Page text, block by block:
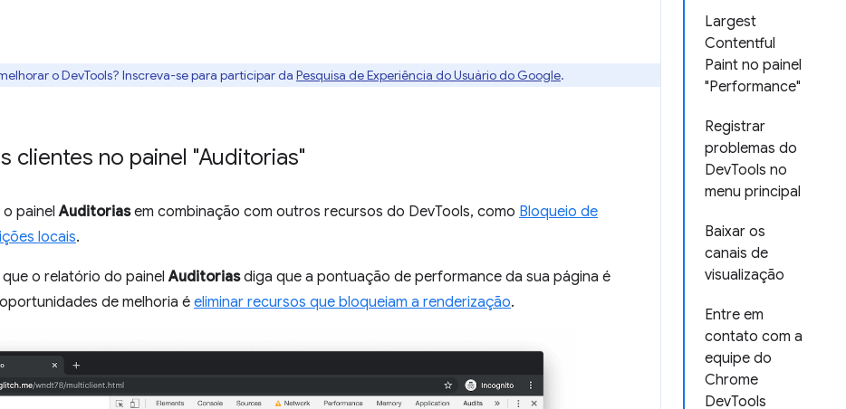
Largest
Contentful
Paint no painel
"Performance"
Registrar
problemas do
DevTools no
menu principal
Baixar os
canais de
visualização
Entre em
contato com a
equipe do
Chrome
DevTools
o DevTools? Inscreva-se para participar da Pesquisa de Experiência do Usuário do Google.
clientes no painel "Auditorias"
o painelAuditoriasem combinação com outros recursos do DevTools, como Bloqueio de
locais.
que o relatório do painelAuditoriasdiga que a pontuação de performance da sua página é
de melhoria é eliminar recursos que bloqueiam a renderização.